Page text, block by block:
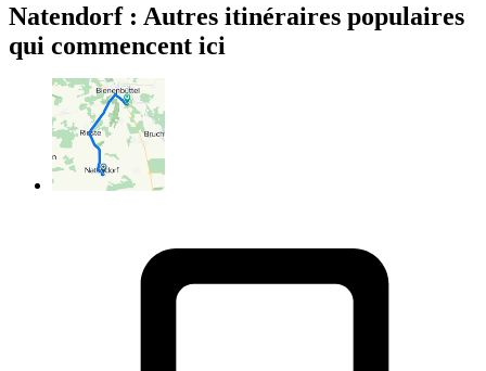
Natendorf : Autres itinéraires populaires
qui commencent ici